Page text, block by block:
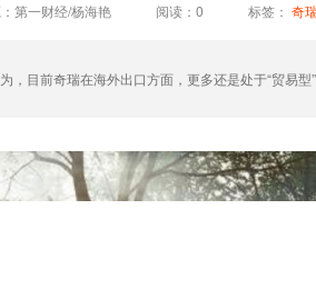
第一财经/杨海艳 阅读： 0 标签： 奇
，目前奇瑞在海外出口方面，更多还是处于“贸易型